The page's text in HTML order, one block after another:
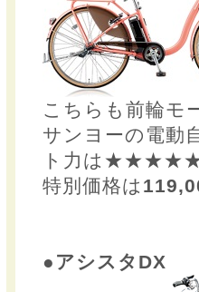
こちらも前輪モ
サンヨーの電動
ト力は
特別価格は
●アシスタDX